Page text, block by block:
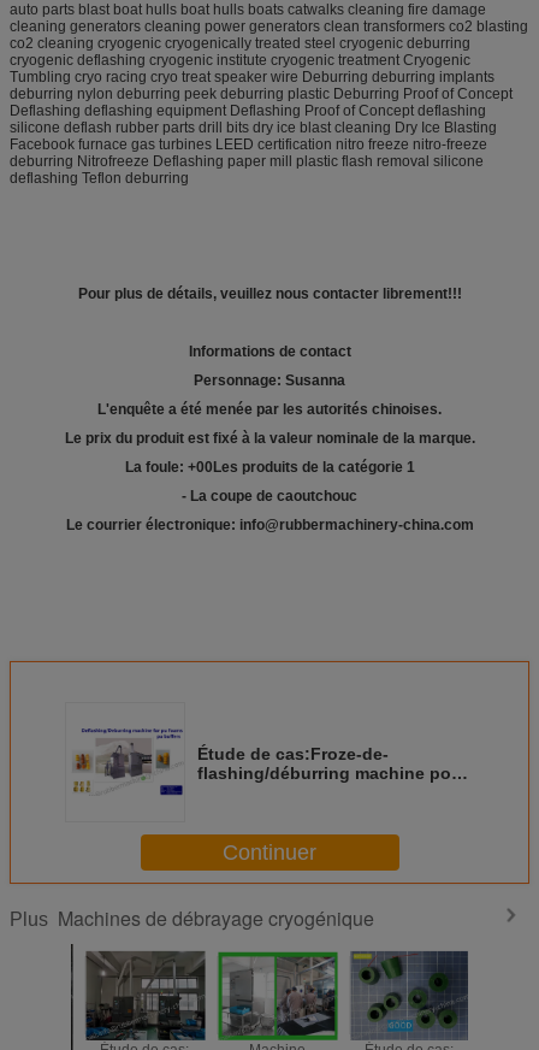
auto parts blast boat hulls boat hulls boats catwalks cleaning fire damage
cleaning generators cleaning power generators clean transformers co2 blasting
co2 cleaning cryogenic cryogenically treated steel cryogenic deburring
cryogenic deflashing cryogenic institute cryogenic treatment Cryogenic
Tumbling cryo racing cryo treat speaker wire Deburring deburring implants
deburring nylon deburring peek deburring plastic Deburring Proof of Concept
Deflashing deflashing equipment Deflashing Proof of Concept deflashing
silicone deflash rubber parts drill bits dry ice blast cleaning Dry Ice Blasting
Facebook furnace gas turbines LEED certification nitro freeze nitro-freeze
deburring Nitrofreeze Deflashing paper mill plastic flash removal silicone
deflashing Teflon deburring
Pour plus de détails, veuillez nous contacter librement!!!
Informations de contact
Personnage: Susanna
L'enquête a été menée par les autorités chinoises.
Le prix du produit est fixé à la valeur nominale de la marque.
La foule: +00 Les produits de la catégorie 1
- La coupe de caoutchouc
Le courrier électronique: info@rubbermachinery-china.com
Étude de cas:Froze-de-
flashing/déburring machine pour
TECHNOLOGIE DEEP COLD
Continuer
Plus Machines de débrayage cryogénique